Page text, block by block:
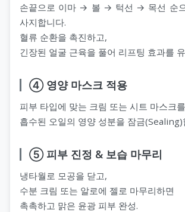
손끝으로 이마 → 볼 → 턱선 → 목선 순
사지합니다.
혈류 순환을 촉진하고,
긴장된 얼굴 근육을 풀어 리프팅 효과를
④ 영양 마스크 적용
피부 타입에 맞는 크림 또는 시트 마스크
흡수된 오일의 영양 성분을 잠금(Sealing)
⑤ 피부 진정 & 보습 마무리
냉타월로 모공을 닫고,
수분 크림 또는 알로에 젤로 마무리하면
촉촉하고 맑은 윤광 피부 완성.